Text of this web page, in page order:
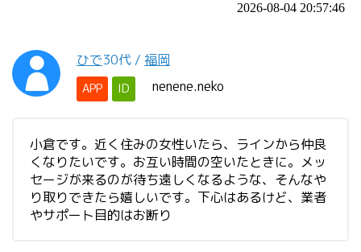
2026-08-04 20:57:46
ひで30代 / 福岡
APP ID nenene.neko
小倉です。近く住みの女性いたら、ラインから仲良
くなりたいです。お互い時間の空いたときに。メッ
セージが来るのが待ち遠しくなるような、そんなや
り取りできたら嬉しいです。下心はあるけど、業者
やサポート目的はお断り